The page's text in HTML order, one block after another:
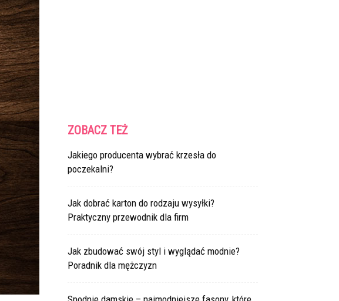
ZOBACZ TEŻ
Jakiego producenta wybrać krzesła do
poczekalni?
Jak dobrać karton do rodzaju wysyłki?
Praktyczny przewodnik dla firm
Jak zbudować swój styl i wyglądać modnie?
Poradnik dla mężczyzn